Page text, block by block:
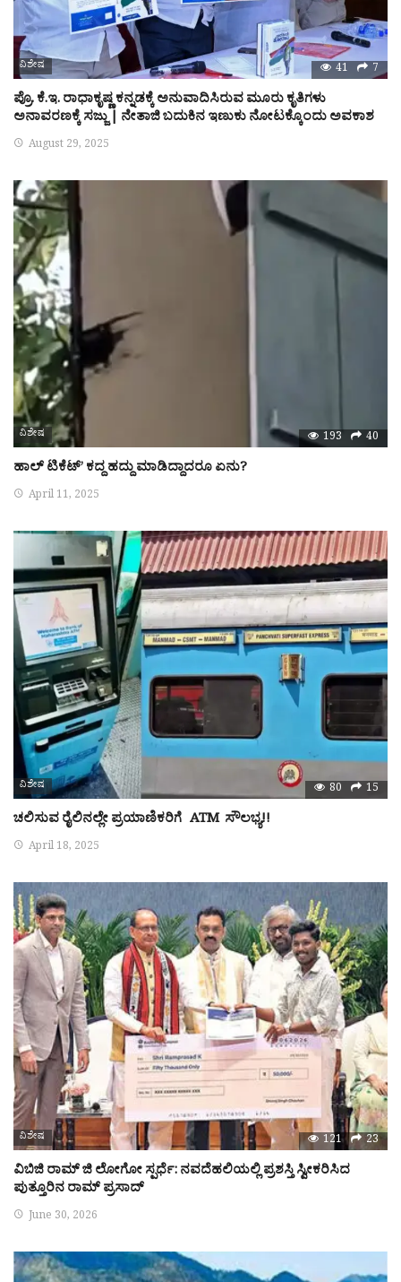
ವಿಶೇಷ 41 7
ಪ್ರೊ. ಕೆ.ಇ. ರಾಧಾಕೃಷ್ಣ ಕನ್ನಡಕ್ಕೆ ಅನುವಾದಿಸಿರುವ ಮೂರು ಕೃತಿಗಳು
ಅನಾವರಣಕ್ಕೆ ಸಜ್ಜು | ನೇತಾಜಿ ಬದುಕಿನ ಇಣುಕು ನೋಟಕ್ಕೊಂದು ಅವಕಾಶ
August 29, 2025
ವಿಶೇಷ 193 40
ಹಾಲ್ ಟಿಕೆಟ್’ ಕದ್ದ ಹದ್ದು ಮಾಡಿದ್ದಾದರೂ ಏನು?
April 11, 2025
ವಿಶೇಷ 80 15
ಚಲಿಸುವ ರೈಲಿನಲ್ಲೇ ಪ್ರಯಾಣಿಕರಿಗೆ ATM ಸೌಲಭ್ಯ!!
April 18, 2025
ವಿಶೇಷ 121 23
ವಿಬಿಜಿ ರಾಮ್ ಜಿ ಲೋಗೋ ಸ್ಪರ್ಧೆ: ನವದೆಹಲಿಯಲ್ಲಿ ಪ್ರಶಸ್ತಿ ಸ್ವೀಕರಿಸಿದ
ಪುತ್ತೂರಿನ ರಾಮ್ ಪ್ರಸಾದ್
June 30, 2026